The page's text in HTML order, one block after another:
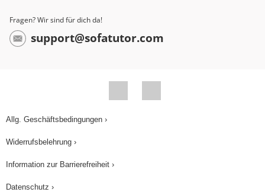
Fragen? Wir sind für dich da!
support@sofatutor.com
Allg. Geschäftsbedingungen ›
Widerrufsbelehrung ›
Information zur Barrierefreiheit ›
Datenschutz ›